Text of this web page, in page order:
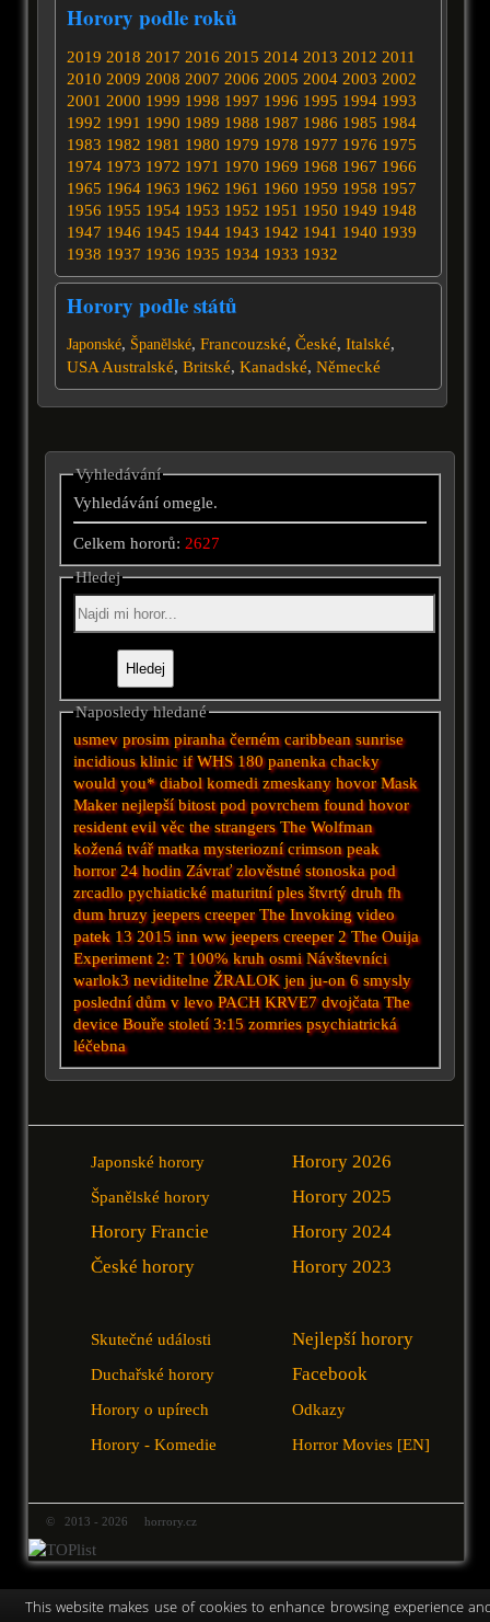
Horory podle roků
2019 2018 2017 2016 2015 2014 2013 2012 2011
2010 2009 2008 2007 2006 2005 2004 2003 2002
2001 2000 1999 1998 1997 1996 1995 1994 1993
1992 1991 1990 1989 1988 1987 1986 1985 1984
1983 1982 1981 1980 1979 1978 1977 1976 1975
1974 1973 1972 1971 1970 1969 1968 1967 1966
1965 1964 1963 1962 1961 1960 1959 1958 1957
1956 1955 1954 1953 1952 1951 1950 1949 1948
1947 1946 1945 1944 1943 1942 1941 1940 1939
1938 1937 1936 1935 1934 1933 1932
Horory podle států
Japonské, Španělské, Francouzské, České, Italské,
USA Australské, Britské, Kanadské, Německé
Vyhledávání
Vyhledávání omegle.
Celkem hororů: 2627
Hledej
Naposledy hledané
usmev prosim piranha černém caribbean sunrise
incidious klinic if WHS 180 panenka chacky
would you* diabol komedi zmeskany hovor Mask
Maker nejlepší bitost pod povrchemfound hovor
resident evil věc the strangers The Wolfman
kožená tvář matka mysteriozní crimson peak
horror 24 hodin Závrať zlověstné stonoska pod
zrcadlo pychiatickématuritní ples štvrtý druh fh
dum hruzy jeepers creeper The Invoking video
patek 13 2015 inn ww jeepers creeper 2 The Ouija
Experiment 2: T 100% kruh osmi Návštevníci
warlok3 neviditelne ŽRALOK jen ju-on 6 smysly
poslední dům v levo PACH KRVE7 dvojčata The
device Bouře století 3:15 zomries psychiatrická
léčebna
Japonské horory
Španělské horory
Horory Francie
České horory
Horory 2026
Horory 2025
Horory 2024
Horory 2023
Skutečné události
Duchařské horory
Horory o upírech
Horory - Komedie
Nejlepší horory
Facebook
Odkazy
Horror Movies [EN]
© 2013 - 2026 horrory.cz
This website makes use of cookies to enhance browsing experience